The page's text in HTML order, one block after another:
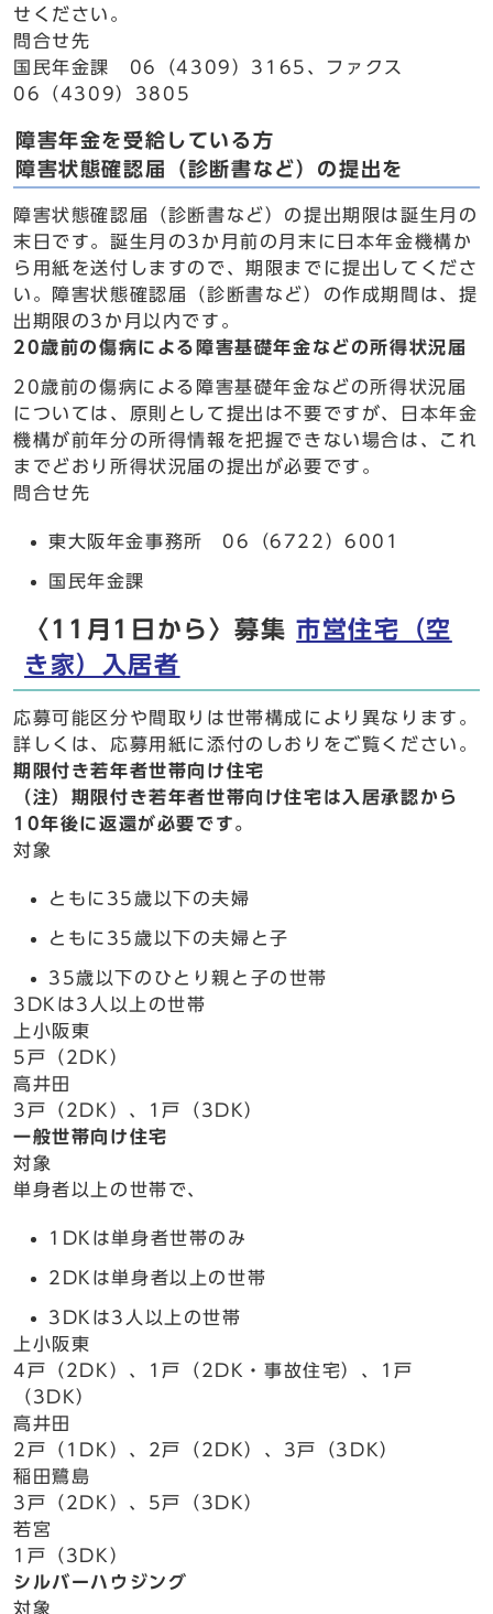
せください。
問合せ先
国民年金課 06（4309）3165、ファクス
06（4309）3805
障害年金を受給している方
障害状態確認届（診断書など）の提出を
障害状態確認届（診断書など）の提出期限は誕生月の
末日です。誕生月の3か月前の月末に日本年金機構か
ら用紙を送付しますので、期限までに提出してくださ
い。障害状態確認届（診断書など）の作成期間は、提
出期限の3か月以内です。
20歳前の傷病による障害基礎年金などの所得状況届
20歳前の傷病による障害基礎年金などの所得状況届
については、原則として提出は不要ですが、日本年金
機構が前年分の所得情報を把握できない場合は、これ
までどおり所得状況届の提出が必要です。
問合せ先
東大阪年金事務所 06（6722）6001
国民年金課
〈11月1日から〉募集市営住宅（空
き家）入居者
応募可能区分や間取りは世帯構成により異なります。
詳しくは、応募用紙に添付のしおりをご覧ください。
期限付き若年者世帯向け住宅
（注）期限付き若年者世帯向け住宅は入居承認から
10年後に返還が必要です。
対象
ともに35歳以下の夫婦
ともに35歳以下の夫婦と子
35歳以下のひとり親と子の世帯
3DKは3人以上の世帯
上小阪東
5戸（2DK）
高井田
3戸（2DK）、1戸（3DK）
一般世帯向け住宅
対象
単身者以上の世帯で、
1DKは単身者世帯のみ
2DKは単身者以上の世帯
3DKは3人以上の世帯
上小阪東
4戸（2DK）、1戸（2DK・事故住宅）、1戸
（3DK）
高井田
2戸（1DK）、2戸（2DK）、3戸（3DK）
稲田鷺島
3戸（2DK）、5戸（3DK）
若宮
1戸（3DK）
シルバーハウジング
対象